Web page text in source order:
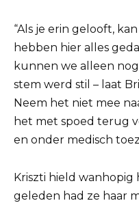
“Als je erin gelooft,
hebben hier alles
kunnen we alleen
stem werd stil – laat
Neem het niet mee
het met spoed terug
en onder medisch
Kriszti hield wanhopig
geleden had ze haar